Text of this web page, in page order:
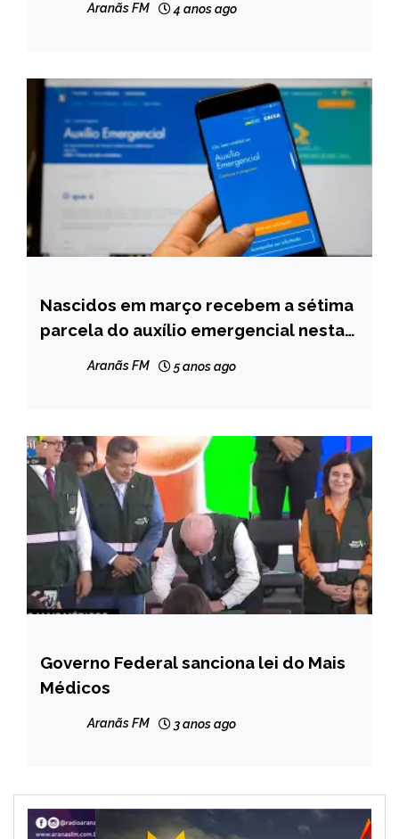
NOTÍCIASAranãs FM 4 anos ago
BRASIL
NOTÍCIAS
Nascidos em março recebem a sétima
parcela do auxílio emergencial nesta
Aranãs FM 5 anos ago
BRASIL
NOTÍCIAS
Governo Federal sanciona lei do Mais
Médicos
Aranãs FM 3 anos ago